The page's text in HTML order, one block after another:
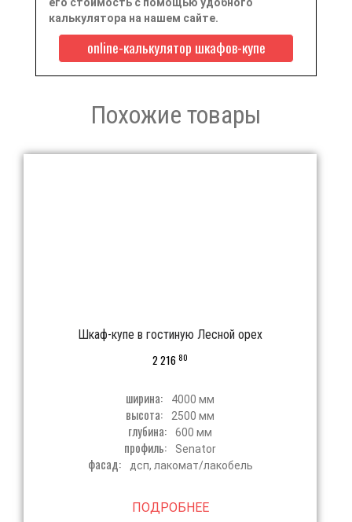
калькулятора на нашем сайте.
online-калькулятор шкафов-купе
Похожие товары
Шкаф-купе в гостиную Лесной орех
2 21680
ширина: 4000 мм
высота: 2500 мм
глубина: 600 мм
профиль: Senator
фасад: дсп, лакомат/лакобель
ПОДРОБНЕЕ